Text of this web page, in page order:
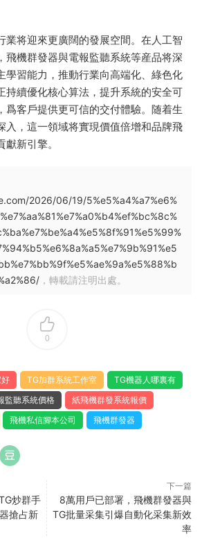
業将迎來更廣闊的發展空間。在人工智
飛機群發器與電報監聽系統等産品将深
學習能力，推動行業向高端化、綠色化
持續優化核心算法，提升系統的安全可
爲客戶提供更可信的交付體驗。随着生
入，這一領域将實現價值倍增和品牌飛
新引擎。
2026/06/19/5%e5%a4%a7%e6%
，轉載請注明出處。
0
TG加群系統工作室
TG機器人哪裏有
監聽系統價格
紙飛機群發系統報價
飛機私信腳本公司 飛機群發器
炒群手
搶占新
下一篇
8萬用戶已部署，飛機群發器與
TG批量采集引爆自動化采集新效
率